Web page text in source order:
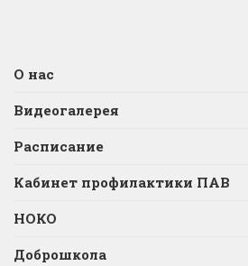
О нас
Видеогалерея
Расписание
Кабинет профилактики ПАВ
НОКО
Доброшкола